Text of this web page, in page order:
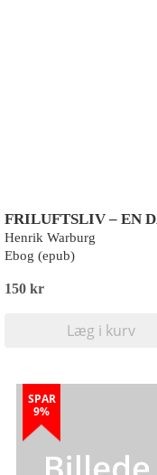
Henrik Warburg
Ebog (epub)
150 kr
Læg i kurv
SPAR
9%